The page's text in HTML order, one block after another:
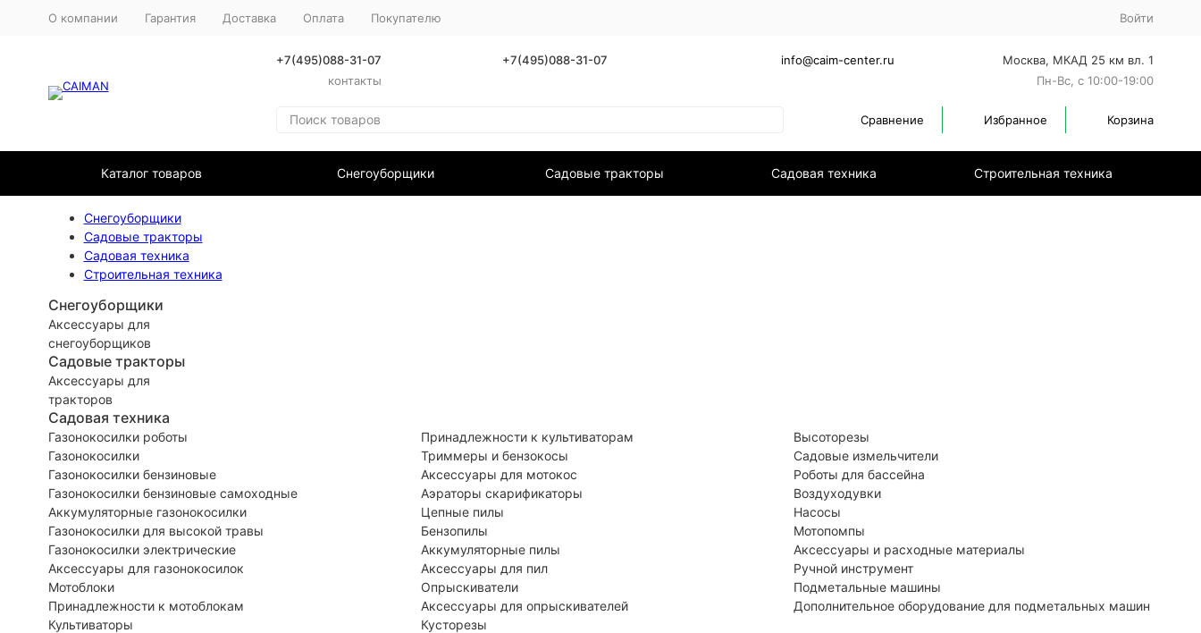
О компании Гарантия Доставка Оплата Покупателю Войти
+7(495)088-31-07
контакты
+7(495)088-31-07 info@caim-center.ru
Москва, МКАД 25 км вл. 1
Пн-Вс, с 10:00-19:00
Сравнение Избранное Корзина
Каталог товаров Снегоуборщики Садовые тракторы Садовая техника Строительная техника
Снегоуборщики
Садовые тракторы
Садовая техника
Строительная техника
Снегоуборщики
Аксессуары для
снегоуборщиков
Садовые тракторы
Аксессуары для
тракторов
Садовая техника
Газонокосилки роботы
Газонокосилки
Газонокосилки бензиновые
Газонокосилки бензиновые самоходные
Аккумуляторные газонокосилки
Газонокосилки для высокой травы
Газонокосилки электрические
Аксессуары для газонокосилок
Мотоблоки
Принадлежности к мотоблокам
Культиваторы
Принадлежности к культиваторам
Триммеры и бензокосы
Аксессуары для мотокос
Аэраторы скарификаторы
Цепные пилы
Бензопилы
Аккумуляторные пилы
Аксессуары для пил
Опрыскиватели
Аксессуары для опрыскивателей
Кусторезы
Высоторезы
Садовые измельчители
Роботы для бассейна
Воздуходувки
Насосы
Мотопомпы
Аксессуары и расходные материалы
Ручной инструмент
Подметальные машины
Дополнительное оборудование для подметальных машин